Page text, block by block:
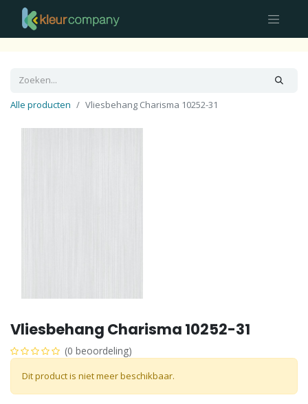
Alle producten Vliesbehang Charisma 10252-31
Vliesbehang Charisma 10252-31
(0 beoordeling)
Dit product is niet meer beschikbaar.